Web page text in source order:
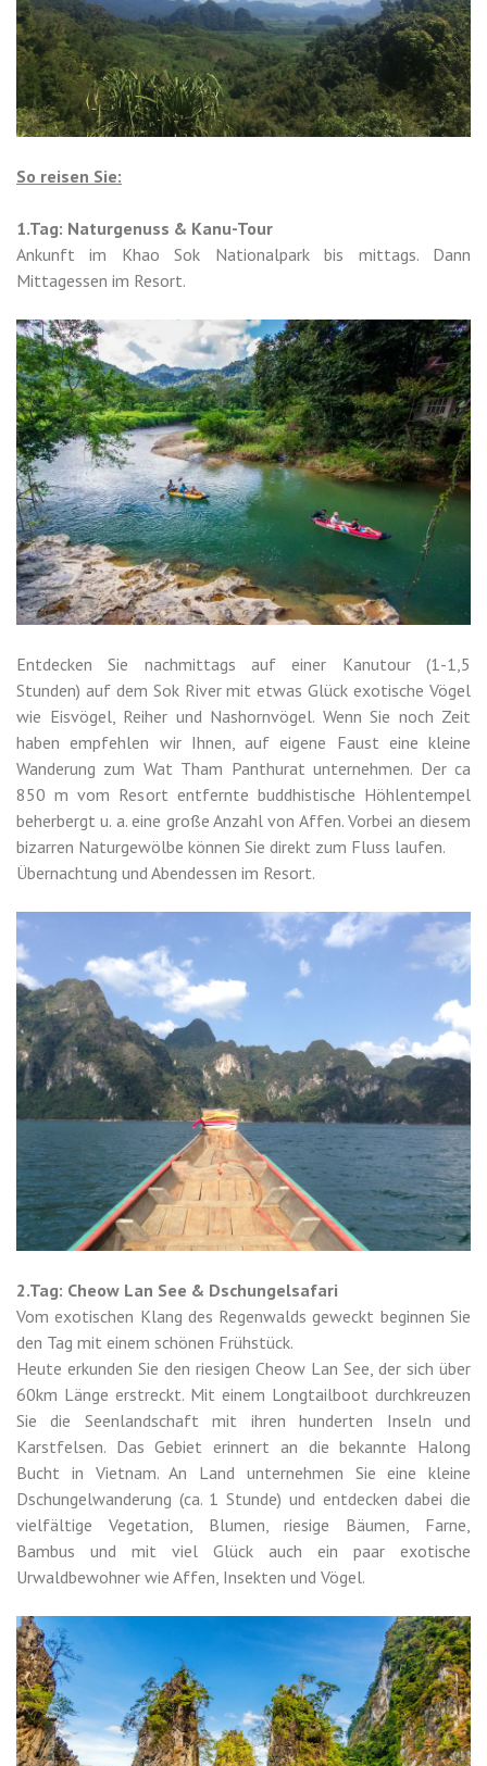
So reisen Sie:
1.Tag: Naturgenuss & Kanu-Tour
Ankunft im Khao Sok Nationalpark bis mittags. Dann
Mittagessen im Resort.
Entdecken Sie nachmittags auf einer Kanutour (1-1,5
Stunden) auf dem Sok River mit etwas Glück exotische Vögel
wie Eisvögel, Reiher und Nashornvögel. Wenn Sie noch Zeit
haben empfehlen wir Ihnen, auf eigene Faust eine kleine
Wanderung zum Wat Tham Panthurat unternehmen. Der ca
850 m vom Resort entfernte buddhistische Höhlentempel
beherbergt u. a. eine große Anzahl von Affen. Vorbei an diesem
bizarren Naturgewölbe können Sie direkt zum Fluss laufen.
Übernachtung und Abendessen im Resort.
2.Tag: Cheow Lan See & Dschungelsafari
Vom exotischen Klang des Regenwalds geweckt beginnen Sie
den Tag mit einem schönen Frühstück.
Heute erkunden Sie den riesigen Cheow Lan See, der sich über
60km Länge erstreckt. Mit einem Longtailboot durchkreuzen
Sie die Seenlandschaft mit ihren hunderten Inseln und
Karstfelsen. Das Gebiet erinnert an die bekannte Halong
Bucht in Vietnam. An Land unternehmen Sie eine kleine
Dschungelwanderung (ca. 1 Stunde) und entdecken dabei die
vielfältige Vegetation, Blumen, riesige Bäumen, Farne,
Bambus und mit viel Glück auch ein paar exotische
Urwaldbewohner wie Affen, Insekten und Vögel.